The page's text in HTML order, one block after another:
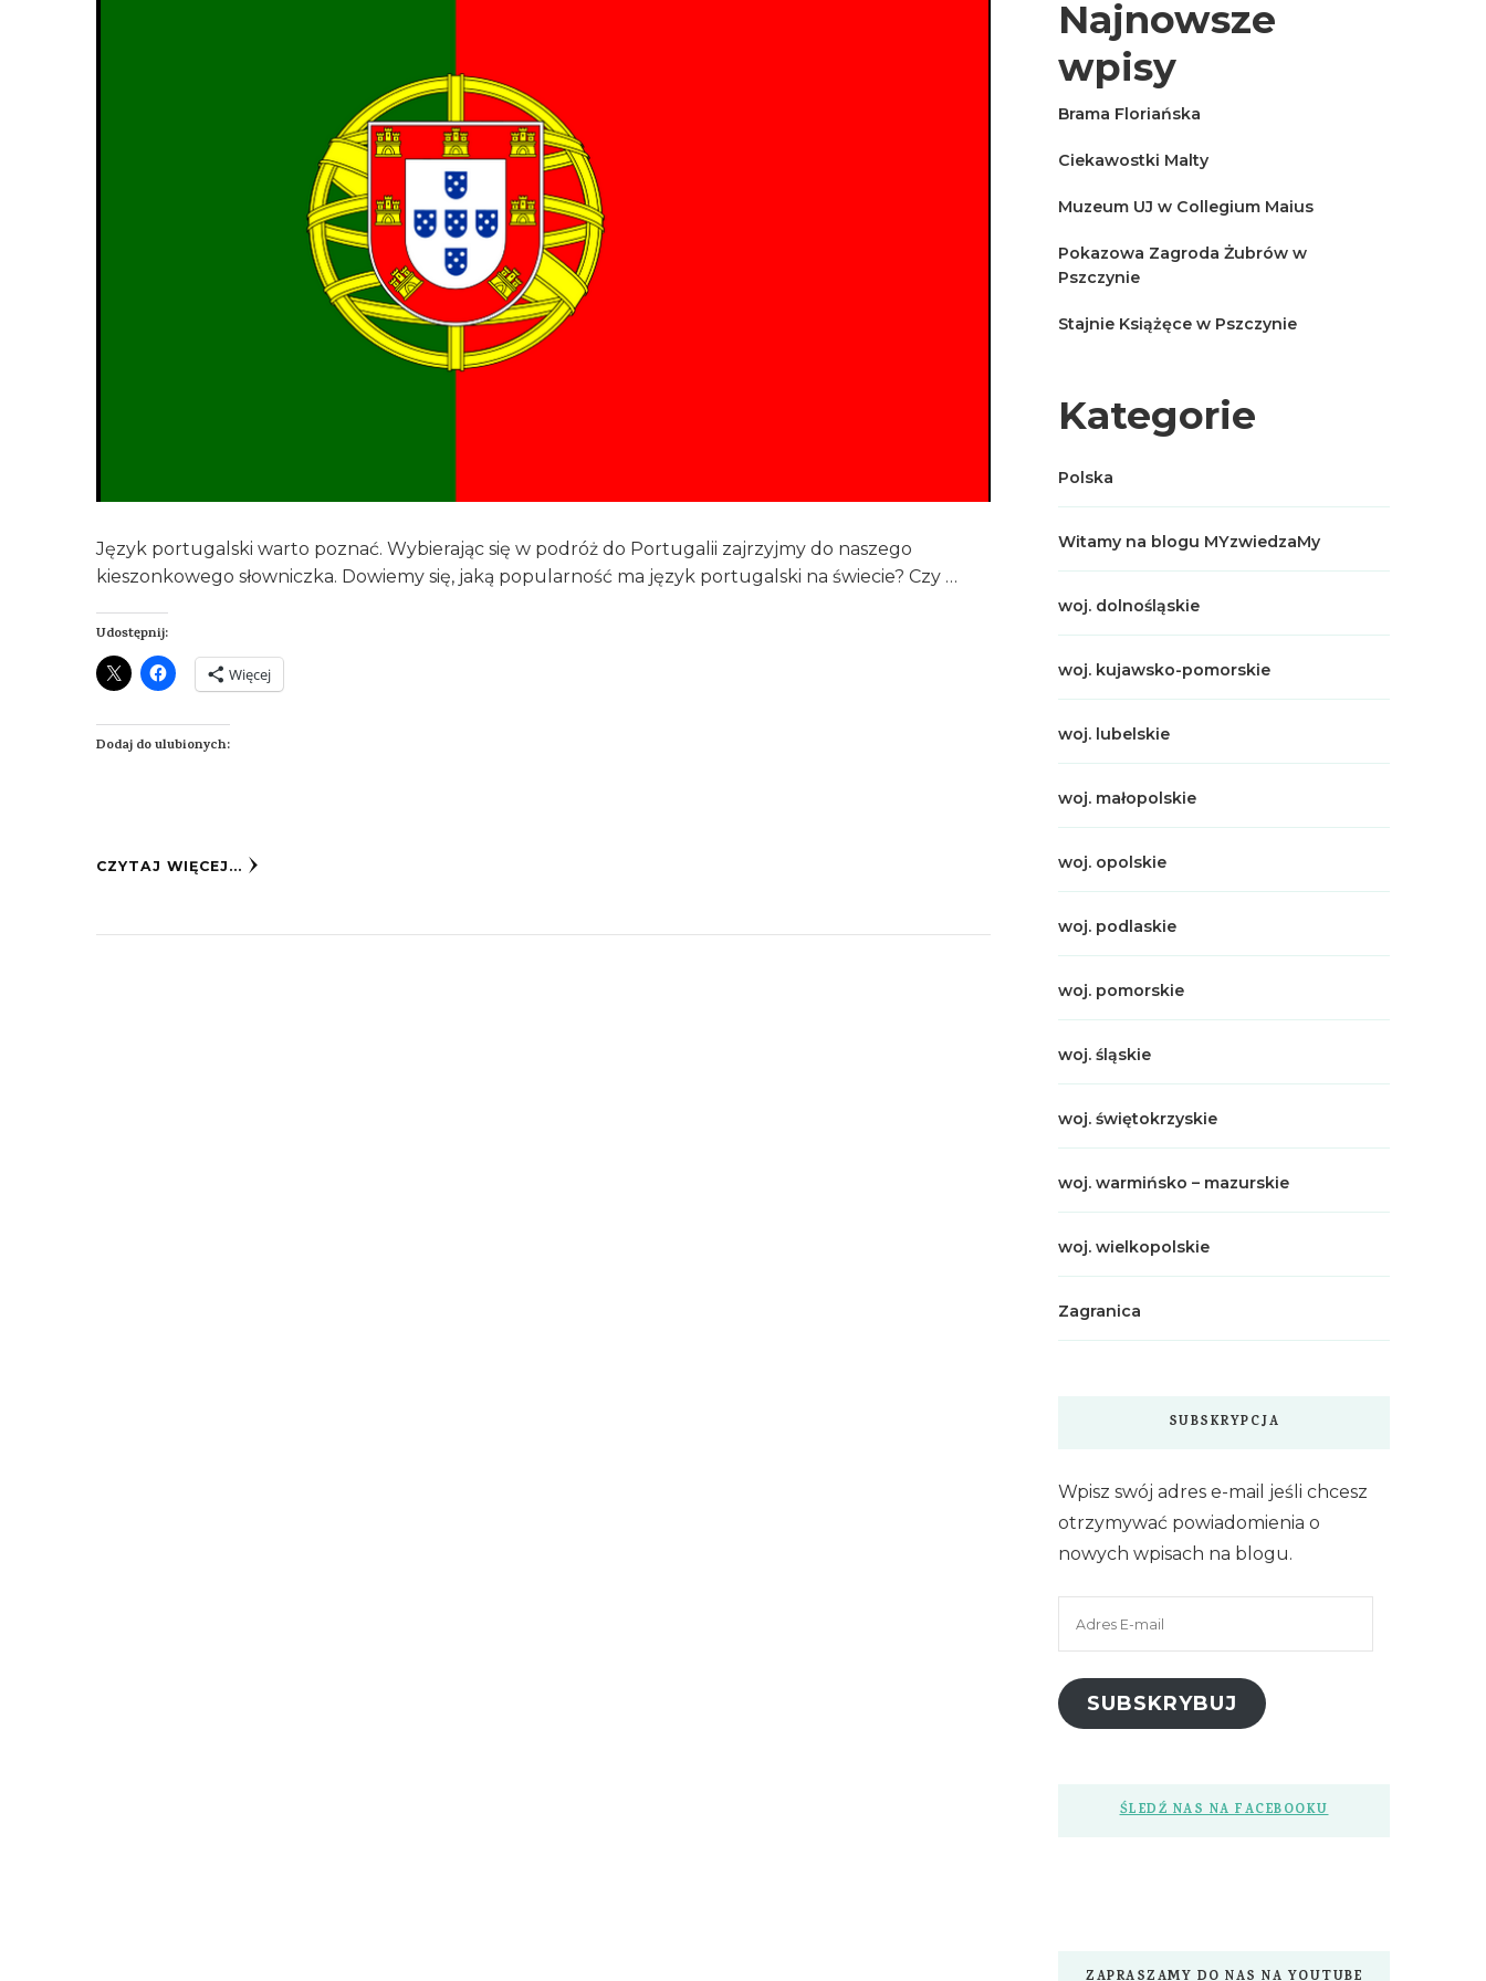
Język portugalski warto poznać. Wybierając się w podróż do Portugalii zajrzyjmy do naszego
kieszonkowego słowniczka. Dowiemy się, jaką popularność ma język portugalski na świecie? Czy …
Udostępnij:
Więcej
Dodaj do ulubionych:
CZYTAJ WIĘCEJ...
Najnowsze
wpisy
Brama Floriańska
Ciekawostki Malty
Muzeum UJ w Collegium Maius
Pokazowa Zagroda Żubrów w
Pszczynie
Stajnie Książęce w Pszczynie
Kategorie
Polska
Witamy na blogu MYzwiedzaMy
woj. dolnośląskie
woj. kujawsko-pomorskie
woj. lubelskie
woj. małopolskie
woj. opolskie
woj. podlaskie
woj. pomorskie
woj. śląskie
woj. świętokrzyskie
woj. warmińsko – mazurskie
woj. wielkopolskie
Zagranica
SUBSKRYPCJA
Wpisz swój adres e-mail jeśli chcesz
otrzymywać powiadomienia o
nowych wpisach na blogu.
SUBSKRYBUJ
ŚLEDŹ NAS NA FACEBOOKU